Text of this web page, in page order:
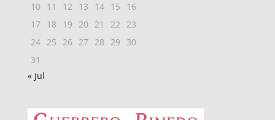
10
11 12 13 14 15
16
17
18 19 20 21 22
23
24 25 26 27 28 29
30
31
« Jul